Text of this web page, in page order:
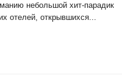
небольшой хит-парадик
отелей, открывшихся...